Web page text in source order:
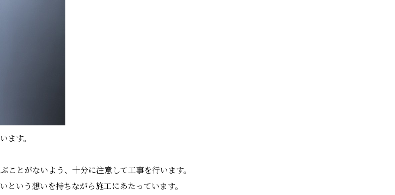
ます。
とがないよう、十分に注意して工事を行います。
いう想いを持ちながら施工にあたっています。